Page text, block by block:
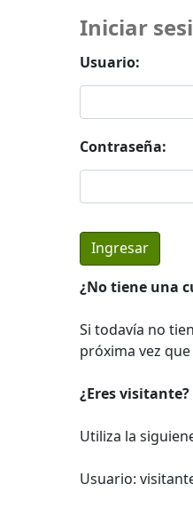
Iniciar
Usuario:
Contraseña:
¿No tiene una
Si todavía no
próxima vez
¿Eres visitante?
Utiliza la
Usuario: